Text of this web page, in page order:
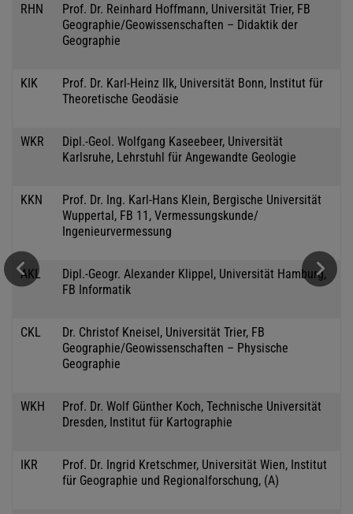
RHN
Prof. Dr. Reinhard Hoffmann, Universität Trier, FB
Geographie/Geowissenschaften – Didaktik der
Geographie
KIK
Prof. Dr. Karl-Heinz Ilk, Universität Bonn, Institut für
Theoretische Geodäsie
WKR
Dipl.-Geol. Wolfgang Kaseebeer, Universität
Karlsruhe, Lehrstuhl für Angewandte Geologie
KKN
Prof. Dr. Ing. Karl-Hans Klein, Bergische Universität
Wuppertal, FB 11, Vermessungskunde/
Ingenieurvermessung
AKL
Dipl.-Geogr. Alexander Klippel, Universität Hamburg,
FB Informatik
CKL
Dr. Christof Kneisel, Universität Trier, FB
Geographie/Geowissenschaften – Physische
Geographie
WKH
Prof. Dr. Wolf Günther Koch, Technische Universität
Dresden, Institut für Kartographie
IKR
Prof. Dr. Ingrid Kretschmer, Universität Wien, Institut
für Geographie und Regionalforschung, (A)